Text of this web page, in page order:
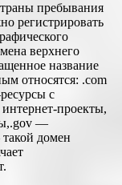
пребывания
регистрировать
верхнего
название
относятся: .com
с
проекты,
—
домен